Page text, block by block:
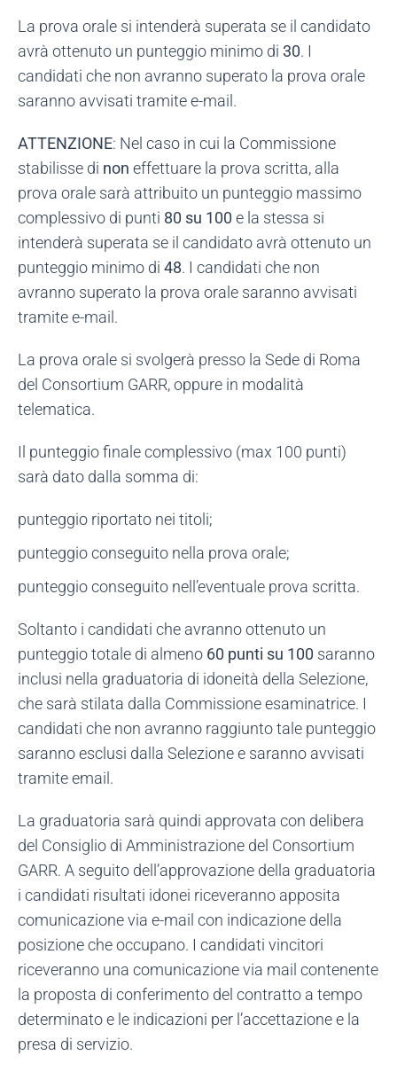
La prova orale si intenderà superata se il candidato
avrà ottenuto un punteggio minimo di 30. I
candidati che non avranno superato la prova orale
saranno avvisati tramite e-mail.
ATTENZIONE: Nel caso in cui la Commissione
stabilisse di non effettuare la prova scritta, alla
prova orale sarà attribuito un punteggio massimo
complessivo di punti 80 su 100 e la stessa si
intenderà superata se il candidato avrà ottenuto un
punteggio minimo di 48. I candidati che non
avranno superato la prova orale saranno avvisati
tramite e-mail.
La prova orale si svolgerà presso la Sede di Roma
del Consortium GARR, oppure in modalità
telematica.
Il punteggio finale complessivo (max 100 punti)
sarà dato dalla somma di:
punteggio riportato nei titoli;
punteggio conseguito nella prova orale;
punteggio conseguito nell’eventuale prova scritta.
Soltanto i candidati che avranno ottenuto un
punteggio totale di almeno 60 punti su 100 saranno
inclusi nella graduatoria di idoneità della Selezione,
che sarà stilata dalla Commissione esaminatrice. I
candidati che non avranno raggiunto tale punteggio
saranno esclusi dalla Selezione e saranno avvisati
tramite email.
La graduatoria sarà quindi approvata con delibera
del Consiglio di Amministrazione del Consortium
GARR. A seguito dell’approvazione della graduatoria
i candidati risultati idonei riceveranno apposita
comunicazione via e-mail con indicazione della
posizione che occupano. I candidati vincitori
riceveranno una comunicazione via mail contenente
la proposta di conferimento del contratto a tempo
determinato e le indicazioni per l’accettazione e la
presa di servizio.